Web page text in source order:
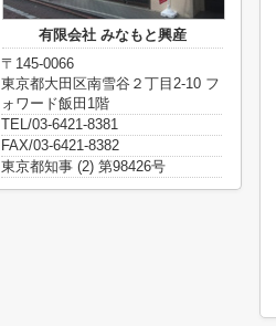
有限会社 みなもと興産
〒145-0066
東京都大田区南雪谷２丁目2-10 フ
ォワード飯田1階
TEL/03-6421-8381
FAX/03-6421-8382
東京都知事 (2) 第98426号